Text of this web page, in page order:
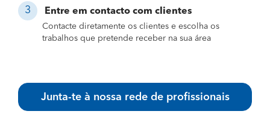
Entre em contacto com clientes
Contacte diretamente os clientes e escolha os
trabalhos que pretende receber na sua área
Junta-te à nossa rede de profissionais